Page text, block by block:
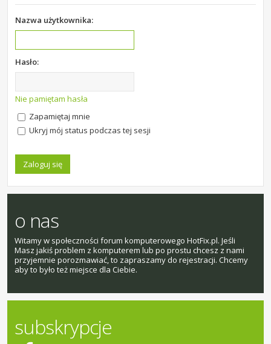
Nazwa użytkownika:
Hasło:
Nie pamiętam hasła
Zapamiętaj mnie
Ukryj mój status podczas tej sesji
o nas
Witamy w społeczności forum komputerowego HotFix.pl. Jeśli
Masz jakiś problem z komputerem lub po prostu chcesz z nami
przyjemnie porozmawiać, to zapraszamy do rejestracji. Chcemy
aby to było też miejsce dla Ciebie.
subskrypcje